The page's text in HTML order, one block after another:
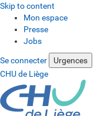
Skip to content
Mon espace
Presse
Jobs
Se connecter Urgences
CHU de Liège